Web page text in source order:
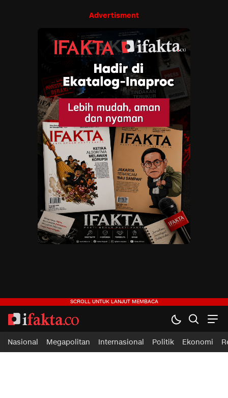
Advertisment
ifakta.co
#pastibenar
Nasional Megapolitan Internasional Politik Ekonomi